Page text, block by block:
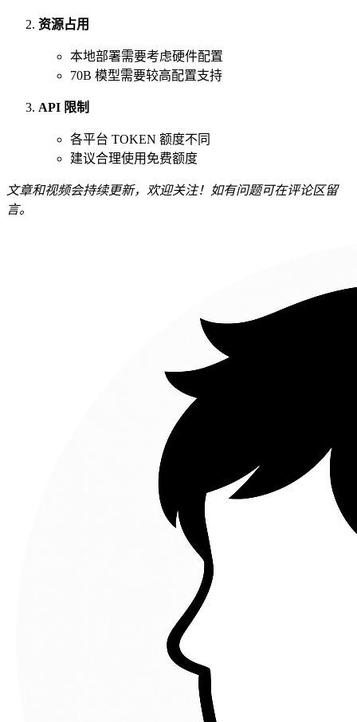
资源占用
本地部署需要考虑硬件配置
70B 模型需要较高配置支持
API 限制
各平台 TOKEN 额度不同
建议合理使用免费额度
文章和视频会持续更新，欢迎关注！如有问题可在评论区留
言。